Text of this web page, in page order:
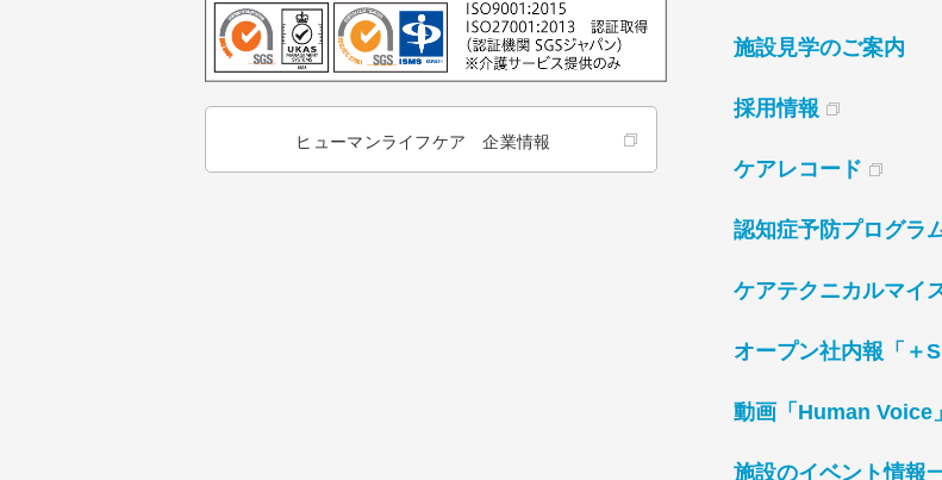
ヒューマンライフケア 企業情報
施設見学のご案内
採用情報
ケアレコード
認知症予防プログラ
ケアテクニカルマイ
オープン社内報「＋
動画「Human Voice」
施設のイベント情報